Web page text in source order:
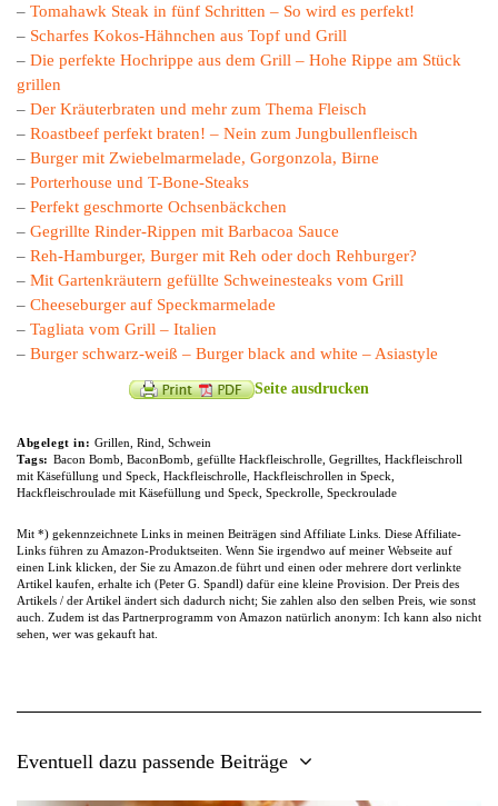
– Tomahawk Steak in fünf Schritten – So wird es perfekt!
– Scharfes Kokos-Hähnchen aus Topf und Grill
– Die perfekte Hochrippe aus dem Grill – Hohe Rippe am Stück
grillen
– Der Kräuterbraten und mehr zum Thema Fleisch
– Roastbeef perfekt braten! – Nein zum Jungbullenfleisch
– Burger mit Zwiebelmarmelade, Gorgonzola, Birne
– Porterhouse und T-Bone-Steaks
– Perfekt geschmorte Ochsenbäckchen
– Gegrillte Rinder-Rippen mit Barbacoa Sauce
– Reh-Hamburger, Burger mit Reh oder doch Rehburger?
– Mit Gartenkräutern gefüllte Schweinesteaks vom Grill
– Cheeseburger auf Speckmarmelade
– Tagliata vom Grill – Italien
– Burger schwarz-weiß – Burger black and white – Asiastyle
Seite ausdrucken
Abgelegt in: Grillen Rind Schwein
Tags: Bacon Bomb BaconBomb gefüllte Hackfleischrolle, Gegrilltes, Hackfleischroll
mit Käsefüllung und Speck Hackfleischrolle Hackfleischrollen in Speck
Hackfleischroulade mit Käsefüllung und Speck Speckrolle Speckroulade
Mit *) gekennzeichnete Links in meinen Beiträgen sind Affiliate Links. Diese Affiliate-
Links führen zu Amazon-Produktseiten. Wenn Sie irgendwo auf meiner Webseite auf
einen Link klicken, der Sie zu Amazon.de führt und einen oder mehrere dort verlinkte
Artikel kaufen, erhalte ich (Peter G. Spandl) dafür eine kleine Provision. Der Preis des
Artikels / der Artikel ändert sich dadurch nicht; Sie zahlen also den selben Preis, wie sonst
auch. Zudem ist das Partnerprogramm von Amazon natürlich anonym: Ich kann also nicht
sehen, wer was gekauft hat.
Eventuell dazu passende Beiträge